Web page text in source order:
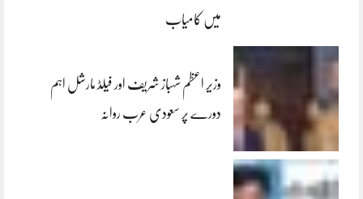
میں کامیاب
وزیر اعظم شہباز شریف اور فیلڈ مارشل اہم
دورے پر سعودی عرب روانہ